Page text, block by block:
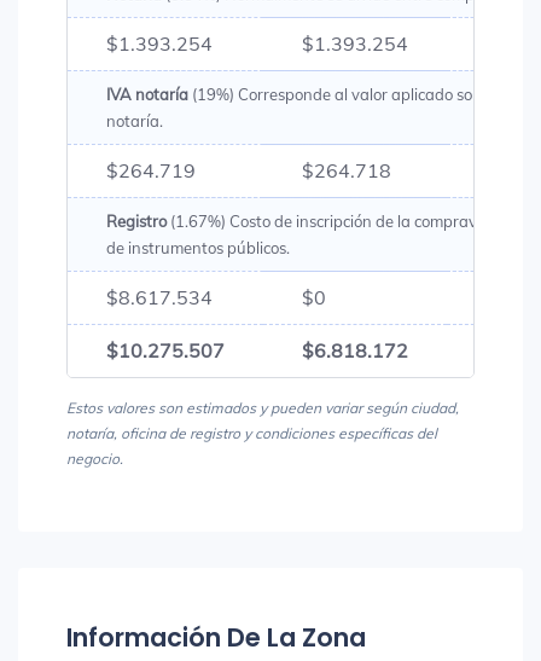
$1.393.254 $1.393.254
IVA notaría (19%) Corresponde al valor aplicado sobre los
notaría.
$264.719 $264.718
Registro(1.67%) Costo de inscripción de la compraventa en
de instrumentos públicos.
$8.617.534 $0
$10.275.507 $6.818.172
Estos valores son estimados y pueden variar según ciudad,
notaría, oficina de registro y condiciones específicas del
negocio.
Información De La Zona